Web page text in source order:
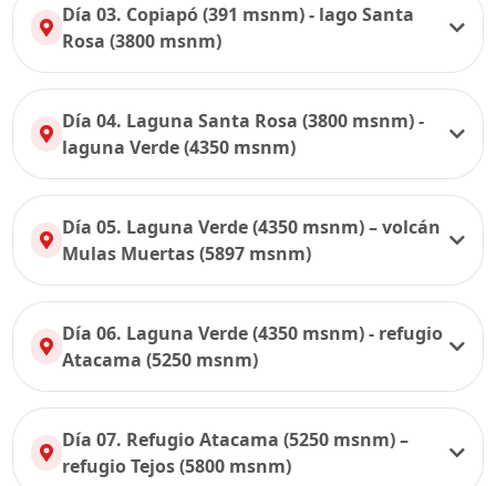
Día 03. Copiapó (391 msnm) - lago Santa
Rosa (3800 msnm)
Día 04. Laguna Santa Rosa (3800 msnm) -
laguna Verde (4350 msnm)
Día 05. Laguna Verde (4350 msnm) – volcán
Mulas Muertas (5897 msnm)
Día 06. Laguna Verde (4350 msnm) - refugio
Atacama (5250 msnm)
Día 07. Refugio Atacama (5250 msnm) –
refugio Tejos (5800 msnm)